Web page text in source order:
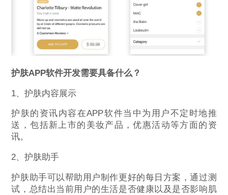
护肤APP软件开发需要具备什么？
1、护肤内容展示
护肤的资讯内容在APP软件当中为用户不定时地推
送，包括新上市的美妆产品，优惠活动等方面的资
讯。
2、护肤助手
护肤助手可以帮助用户制作更好的每日方案，通过测
试，总结出当前用户的生活是否健康以及是否影响肌